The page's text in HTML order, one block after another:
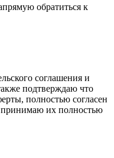
обратиться к
соглашения и
подтверждаю что
полностью согласен
их полностью